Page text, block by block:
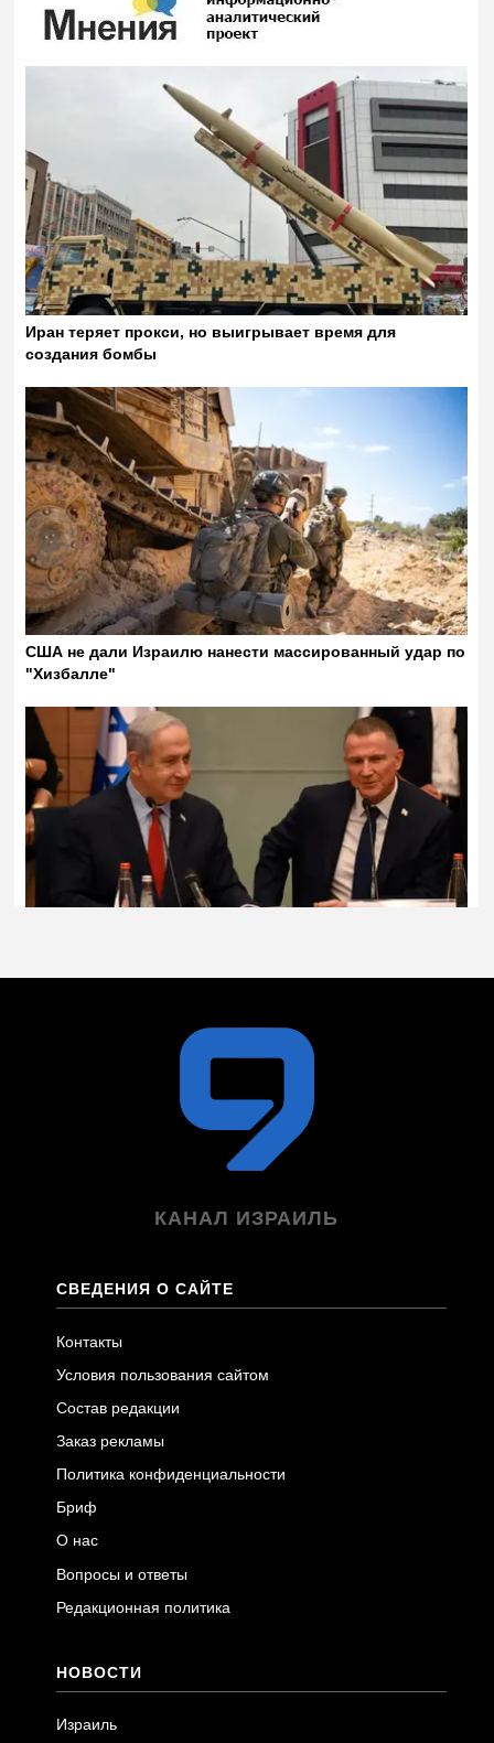
КАНАЛ ИЗРАИЛЬ
СВЕДЕНИЯ О САЙТЕ
Контакты
Условия пользования сайтом
Состав редакции
Заказ рекламы
Политика конфиденциальности
Бриф
О нас
Вопросы и ответы
Редакционная политика
НОВОСТИ
Израиль